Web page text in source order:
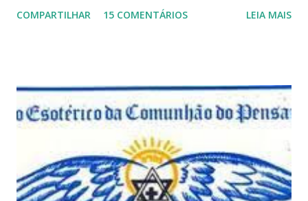
porque nem mesmo eu as tenho desta forma. Eu vos
e talvez contraditória a sua própria visão. Durante todo
este mês estaremos debatendo este tema e gostaríamos de
convida-lo a deixar seus comentários e reflexões no final
do texto clicando em novo comentário e acompanhar as
respostas e sugestões dos demais. Não estranhem o fato
de que teremos mais perguntas do que respostas, mais
COMPARTILHAR 15 COMENTÁRIOS LEIA MAIS